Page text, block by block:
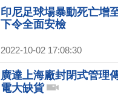
印尼足球場暴動死亡增
下令全面安檢
2022-10-02 17:08:30
廣達上海廠封閉式管理
電大缺貨